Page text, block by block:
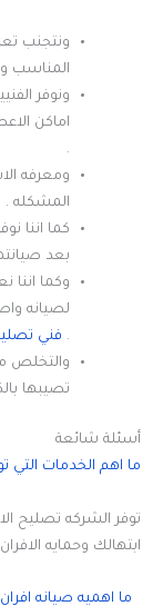
ونتجنب
المناسب
ونوفر
اماكن
.
ومعرفه
المشكله .
كما اننا
بعد
وكما اننا
لصيانه
. فني
والتخلص
تصيبها
أسئلة شائعة
ما اهم الخدمات التي
توفر الشركه تصليح
ابتهالك وحمايه
ما اهميه صيانه